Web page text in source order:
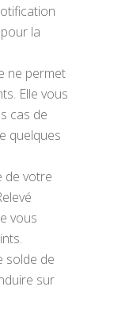
la
ne permet
Elle vous
cas de
quelques
de votre
vous
solde de
sur